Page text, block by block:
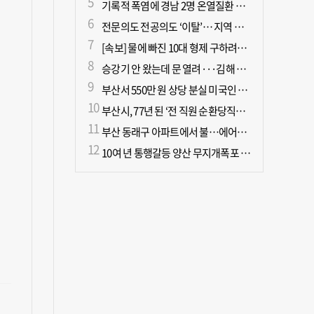
기록적 폭염에 경남 2명 온열질환 사망
전문의도 전공의도 ‘이탈’… 지역 필수의료 무너진다
[속보] 물에 빠진 10대 형제 구하려던 50대 군인 2명 심정지 상태로 이송
승강기 안 왔는데 문 열려···김해 병원서 60대 직원 추락사
부산서 550만 원 상당 분실 미국인 관광객, 경찰 도움으로 되찾아
부산시, 77년 된 ‘전 직원 순환당직제’ 폐지
부산 동래구 아파트에서 불…에어컨에서 발화 추정
10여 년 통행갈등 양산 무지개폭포 해결되나?